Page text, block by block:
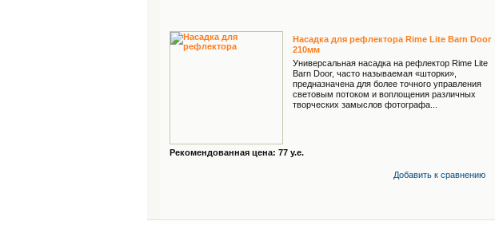
Насадка для рефлектора Rime Lite Barn Door
210мм
Универсальная насадка на рефлектор Rime Lite
Barn Door, часто называемая «шторки»,
предназначена для более точного управления
световым потоком и воплощения различных
творческих замыслов фотографа...
Рекомендованная цена: 77 у.е.
Добавить к cравнению